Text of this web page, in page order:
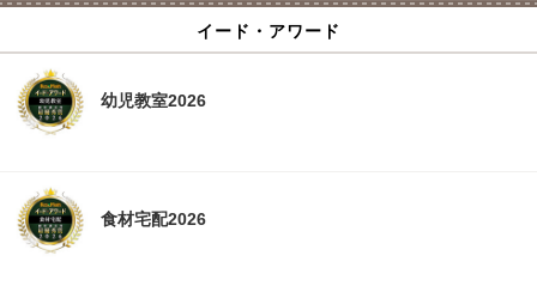
イード・アワード
幼児教室2026
食材宅配2026